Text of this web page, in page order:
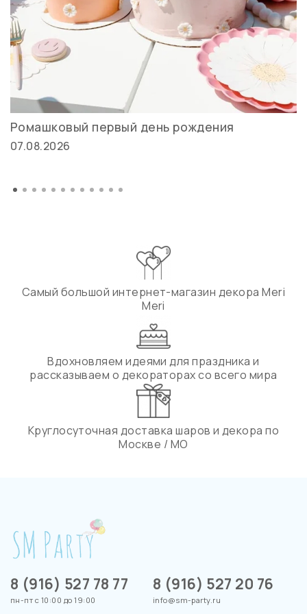
Ромашковый первый день рождения
07.08.2026
Самый большой интернет-магазин декора Meri
Meri
Вдохновляем идеями для праздника и
рассказываем о декораторах со всего мира
Круглосуточная доставка шаров и декора по
Москве / МО
8 (916) 527 78 77
пн-пт с 10:00 до 19:00
8 (916) 527 20 76
info@sm-party.ru